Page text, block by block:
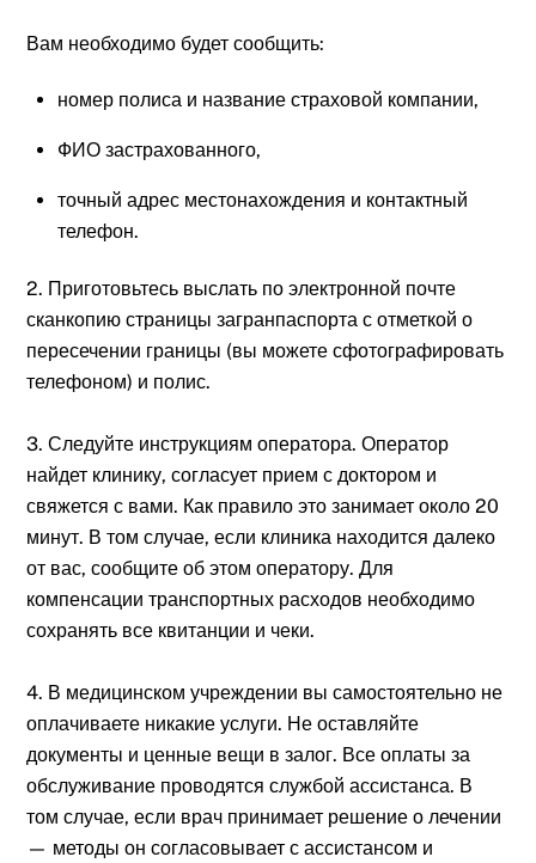
Вам необходимо будет сообщить:
номер полиса и название страховой компании,
ФИО застрахованного,
точный адрес местонахождения и контактный
телефон.
2. Приготовьтесь выслать по электронной почте
сканкопию страницы загранпаспорта с отметкой о
пересечении границы (вы можете сфотографировать
телефоном) и полис.
3. Следуйте инструкциям оператора. Оператор
найдет клинику, согласует прием с доктором и
свяжется с вами. Как правило это занимает около 20
минут. В том случае, если клиника находится далеко
от вас, сообщите об этом оператору. Для
компенсации транспортных расходов необходимо
сохранять все квитанции и чеки.
4. В медицинском учреждении вы самостоятельно не
оплачиваете никакие услуги. Не оставляйте
документы и ценные вещи в залог. Все оплаты за
обслуживание проводятся службой ассистанса. В
том случае, если врач принимает решение о лечении
— методы он согласовывает с ассистансом и